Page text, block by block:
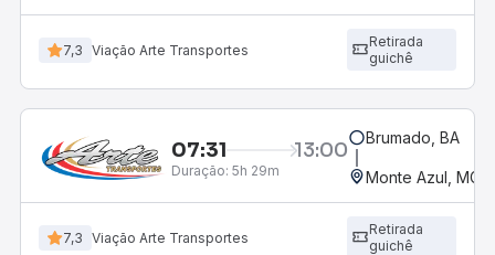
7,3 Viação Arte Transportes
Retirada
guichê
07:31 13:00
Duração: 5h 29m
Brumado, BA
Monte Azul, MG
7,3 Viação Arte Transportes
Retirada
guichê